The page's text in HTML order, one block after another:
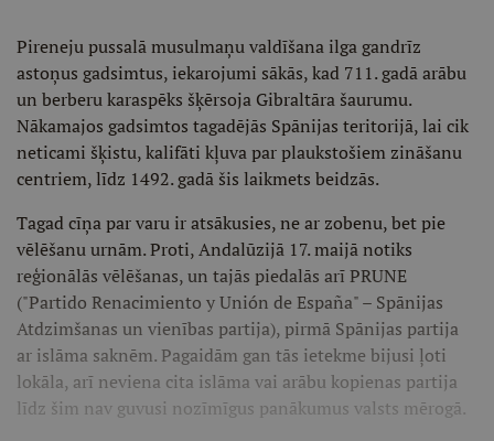
Pireneju pussalā musulmaņu valdīšana ilga gandrīz
astoņus gadsimtus, iekarojumi sākās, kad 711. gadā arābu
un berberu karaspēks šķērsoja Gibraltāra šaurumu.
Nākamajos gadsimtos tagadējās Spānijas teritorijā, lai cik
neticami šķistu, kalifāti kļuva par plaukstošiem zināšanu
centriem, līdz 1492. gadā šis laikmets beidzās.
Tagad cīņa par varu ir atsākusies, ne ar zobenu, bet pie
vēlēšanu urnām. Proti, Andalūzijā 17. maijā notiks
reģionālās vēlēšanas, un tajās piedalās arī PRUNE
("Partido Renacimiento y Unión de España" – Spānijas
Atdzimšanas un vienības partija), pirmā Spānijas partija
ar islāma saknēm. Pagaidām gan tās ietekme bijusi ļoti
lokāla, arī neviena cita islāma vai arābu kopienas partija
līdz šim nav guvusi nozīmīgus panākumus valsts mērogā.